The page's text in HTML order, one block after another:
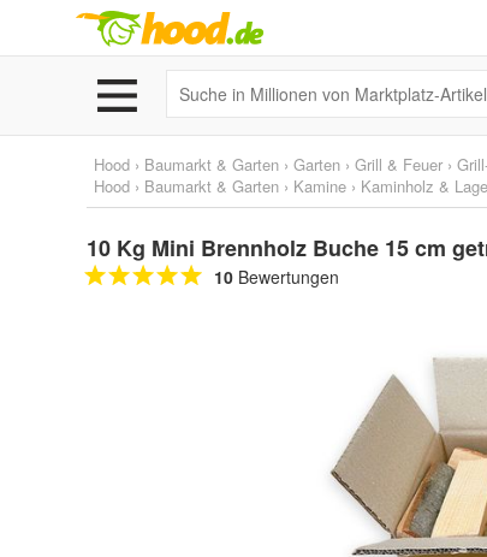
Hood › Baumarkt & Garten › Garten › Grill & Feuer ›
Hood › Baumarkt & Garten › Kamine › Kaminholz &
10 Kg Mini Brennholz Buche 15 cm
10 Bewertungen